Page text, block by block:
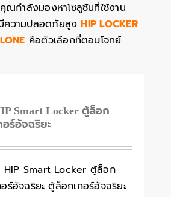
กำลังมองหาโซลูชันที่ใช้งาน
ความปลอดภัยสูงHIP LOCKER
คือตัวเลือกที่ตอบโจทย์
Smart Locker ตู้ล็อก
อร์อัจฉริยะ
HIP Smart Locker ตู้ล็อก
อร์อัจฉริยะ ตู้ล็อกเกอร์อัจฉริยะ